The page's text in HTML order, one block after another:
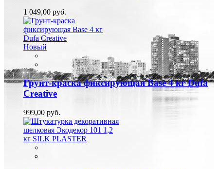
1 049,00 руб.
Новый
Грунт-краска фиксирующая Base 4 кг Dufa
Creative
999,00 руб.